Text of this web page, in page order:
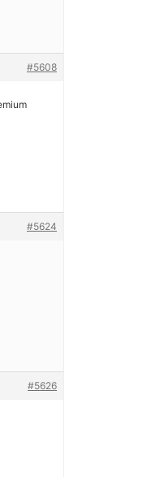
#5608
#5624
#5626